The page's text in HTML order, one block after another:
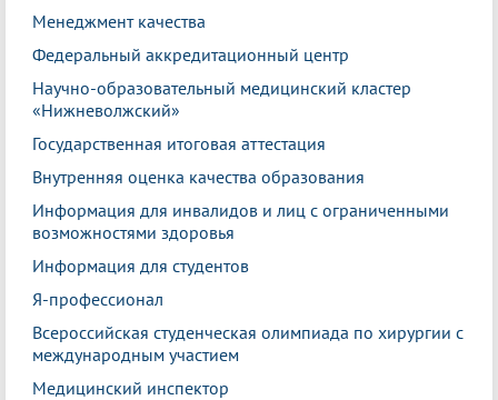
Менеджмент качества
Федеральный аккредитационный центр
Научно-образовательный медицинский кластер
«Нижневолжский»
Государственная итоговая аттестация
Внутренняя оценка качества образования
Информация для инвалидов и лиц с ограниченными
возможностями здоровья
Информация для студентов
Я-профессионал
Всероссийская студенческая олимпиада по хирургии с
международным участием
Медицинский инспектор